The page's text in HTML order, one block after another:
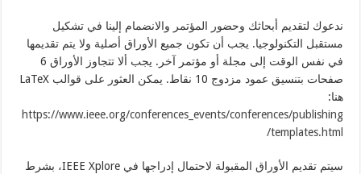
ندعوك لتقديم أبحاثك وحضور المؤتمر والانضمام إلينا في تشكيل
مستقبل التكنولوجيا. يجب أن تكون جميع الأوراق أصلية ولا يتم تقديمها
في نفس الوقت إلى مجلة أو مؤتمر آخر. يجب ألا تتجاوز الأوراق 6
صفحات بتنسيق عمود مزدوج 10 نقاط. يمكن العثور على قوالب LaTeX
هنا:
https://www.ieee.org/conferences_events/conferences/publishing
/templates.html
سيتم تقديم الأوراق المقبولة لاحتمال إدراجها في IEEE Xplore، بشرط